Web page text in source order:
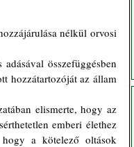
nélkül orvosi
összefüggésben
hozzátartozóját az állam
elismerte, hogy az
emberi élethez
a kötelező oltások